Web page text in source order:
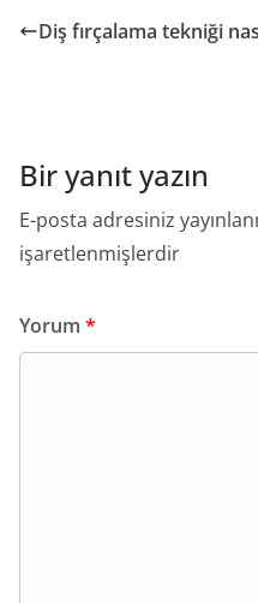
Diş fırçalama tekniği
Bir yanıt yazın
E-posta adresiniz
işaretlenmişlerdir
Yorum *